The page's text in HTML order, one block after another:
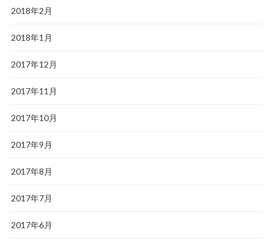
2018年2月
2018年1月
2017年12月
2017年11月
2017年10月
2017年9月
2017年8月
2017年7月
2017年6月